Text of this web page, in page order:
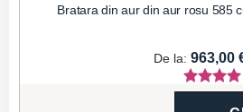
Bratara din aur din aur rosu 585
De la: 963,00